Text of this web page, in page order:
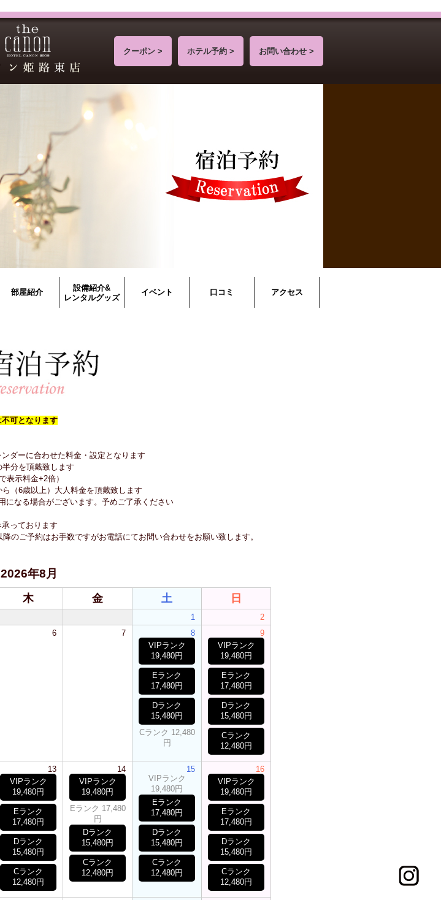
お問い合わせ >
ホテル予約 >
クーポン >
部屋紹介
設備紹介&
レンタルグッズ
イベント 口コミ アクセス
可となります
ダーに合わせた料金・設定となります
分を頂戴致します
表示料金+2倍）
（6歳以上）大人料金を頂戴致します
なる場合がございます。予めご了承ください
っております
のご予約はお手数ですがお電話にてお問い合わせをお願い致します。
2026年8月
木 金 土 日
1
2
6 7
8
VIPランク
19,480円
Eランク
17,480円
Dランク
15,480円
Cランク 12,480
円
9
VIPランク
19,480円
Eランク
17,480円
Dランク
15,480円
Cランク
12,480円
13
VIPランク
19,480円
Eランク
17,480円
Dランク
15,480円
Cランク
12,480円
14
VIPランク
19,480円
Eランク 17,480
円
Dランク
15,480円
Cランク
12,480円
15
VIPランク
19,480円
Eランク
17,480円
Dランク
15,480円
Cランク
12,480円
16
VIPランク
19,480円
Eランク
17,480円
Dランク
15,480円
Cランク
12,480円